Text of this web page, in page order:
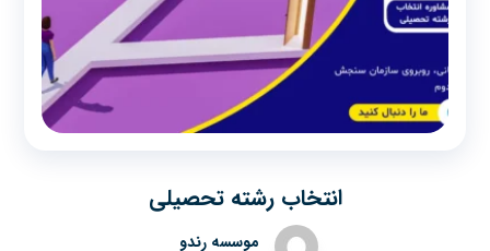
انتخاب رشته تحصیلی
موسسه رندو